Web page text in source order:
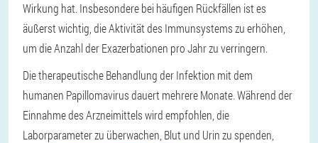
Wirkung hat. Insbesondere bei häufigen Rückfällen ist es
äußerst wichtig, die Aktivität des Immunsystems zu erhöhen,
um die Anzahl der Exazerbationen pro Jahr zu verringern.
Die therapeutische Behandlung der Infektion mit dem
humanen Papillomavirus dauert mehrere Monate. Während der
Einnahme des Arzneimittels wird empfohlen, die
Laborparameter zu überwachen, Blut und Urin zu spenden,